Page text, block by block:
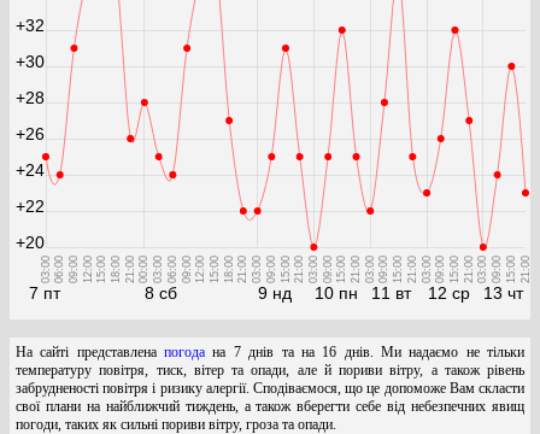
7 пт
03:0006:00 09:00 12:0015:00 18:00 21:00
8 сб
00:00 03:00 06:00 09:0012:00 15:00 18:0021:00
9 нд
03:00 09:00 15:0021:00
10 пн
03:00 09:0015:00 21:00
11 вт
03:0009:00 15:00 21:00
12 ср
03:0009:00 15:00 21:00
13 чт
03:00 09:00 15:00 21:00
+20
+22
+24
+26
+28
+30
+32
На сайті представленапогода на 7 днів та на 16 днів. Ми надаємо не тільки
температуру повітря, тиск, вітер та опади, але й пориви вітру, а також рівень
забрудненості повітря і ризику алергії. Сподіваємося, що це допоможе Вам скласти
свої плани на найближчий тиждень, а також вберегти себе від небезпечних явищ
погоди, таких як сильні пориви вітру, гроза та опади.